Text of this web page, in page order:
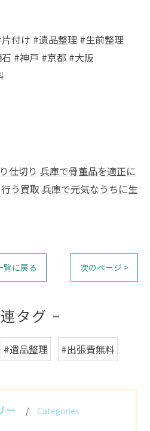
付け #遺品整理 #生前整理
#神戸 #京都 #大阪
仕切り 兵庫で骨董品を適正に
う買取 兵庫で元気なうちに生
覧に戻る 次のページ >
タグ
#遺品整理 #出張費無料
ー Categories